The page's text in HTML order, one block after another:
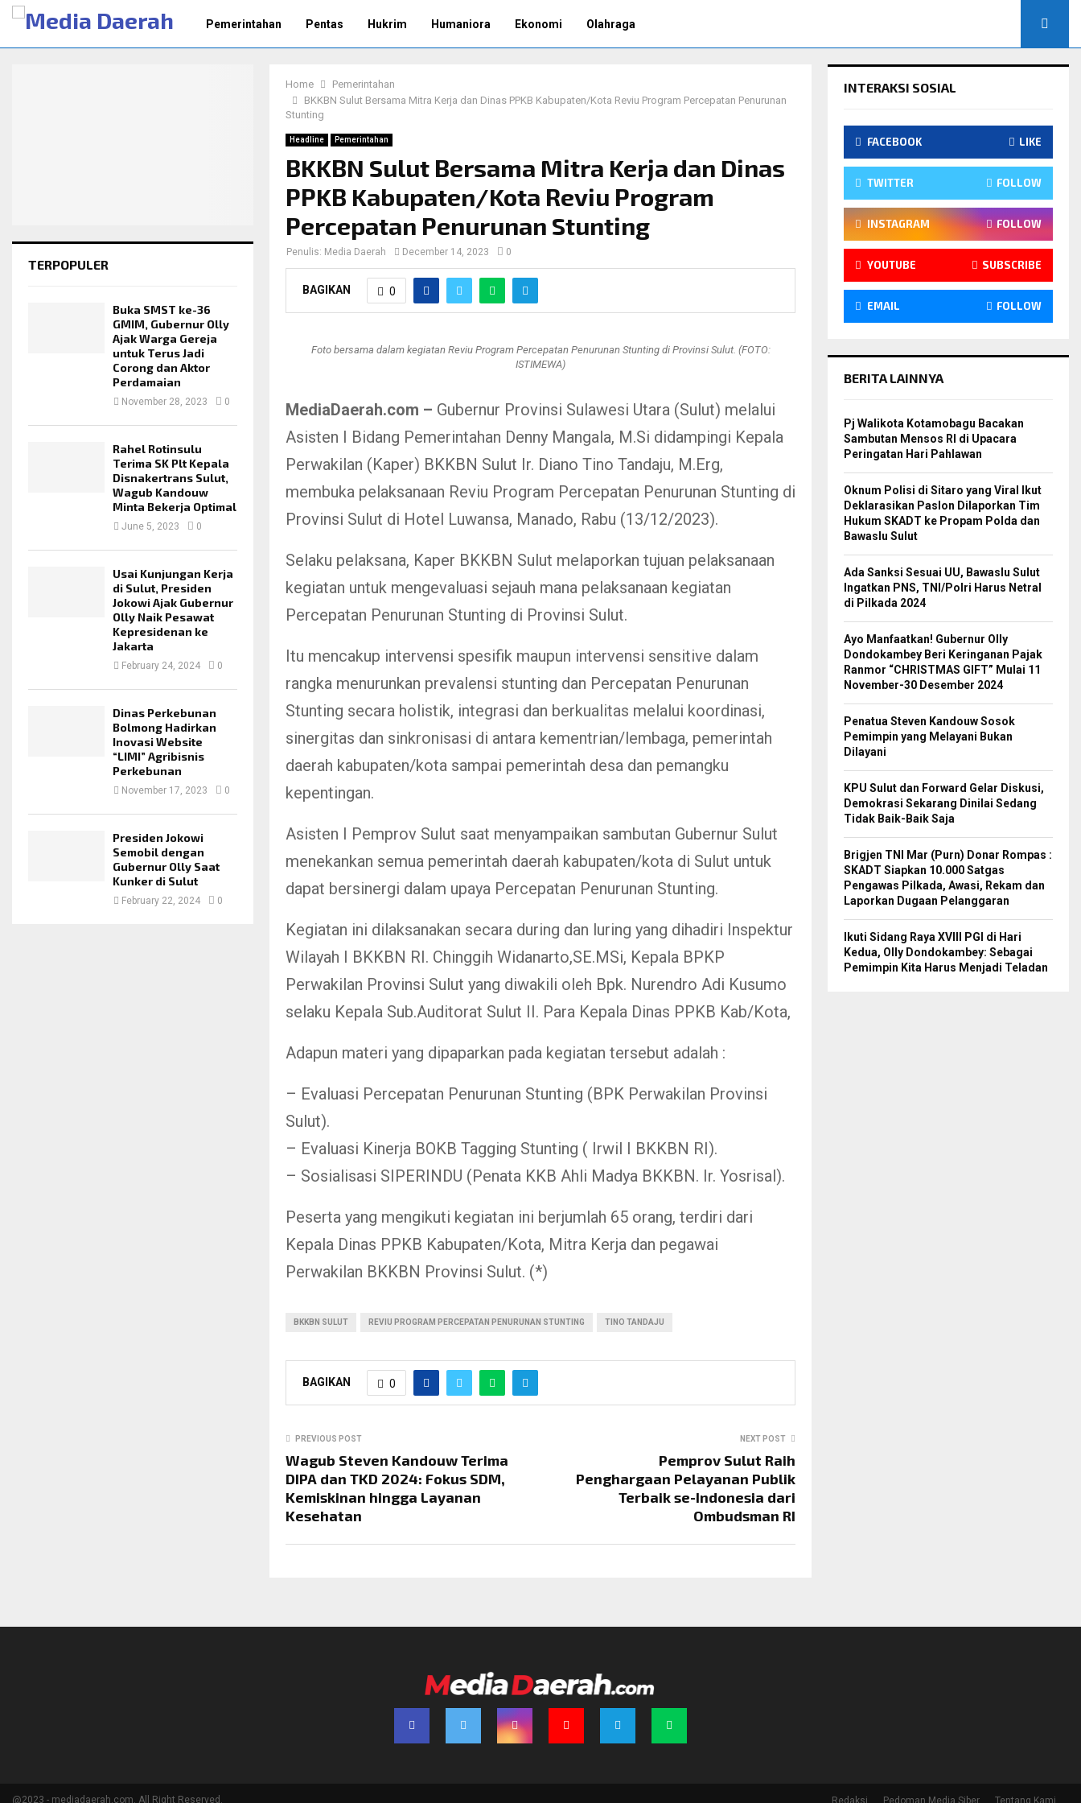
Pemerintahan Pentas Hukrim Humaniora Ekonomi Olahraga
Home
Pemerintahan
BKKBN Sulut Bersama Mitra Kerja dan Dinas PPKB Kabupaten/Kota Reviu Program Percepatan Penurunan
Stunting
Headline Pemerintahan
BKKBN Sulut Bersama Mitra Kerja dan Dinas
PPKB Kabupaten/Kota Reviu Program
Percepatan Penurunan Stunting
Penulis: Media Daerah December 14, 2023 0
BAGIKAN 0
Foto bersama dalam kegiatan Reviu Program Percepatan Penurunan Stunting di Provinsi Sulut. (FOTO:
ISTIMEWA)
MediaDaerah.com – Gubernur Provinsi Sulawesi Utara (Sulut) melalui
Asisten I Bidang Pemerintahan Denny Mangala, M.Si didampingi Kepala
Perwakilan (Kaper) BKKBN Sulut Ir. Diano Tino Tandaju, M.Erg,
membuka pelaksanaan Reviu Program Percepatan Penurunan Stunting di
Provinsi Sulut di Hotel Luwansa, Manado, Rabu (13/12/2023).
Selaku pelaksana, Kaper BKKBN Sulut melaporkan tujuan pelaksanaan
kegiatan untuk mengevaluasi sejauh mana pelaksanaan kegiatan
Percepatan Penurunan Stunting di Provinsi Sulut.
Itu mencakup intervensi spesifik maupun intervensi sensitive dalam
rangka menurunkan prevalensi stunting dan Percepatan Penurunan
Stunting secara holistik, integrasi dan berkualitas melalui koordinasi,
sinergitas dan sinkronisasi di antara kementrian/lembaga, pemerintah
daerah kabupaten/kota sampai pemerintah desa dan pemangku
kepentingan.
Asisten I Pemprov Sulut saat menyampaikan sambutan Gubernur Sulut
menekankan semua pemerintah daerah kabupaten/kota di Sulut untuk
dapat bersinergi dalam upaya Percepatan Penurunan Stunting.
Kegiatan ini dilaksanakan secara during dan luring yang dihadiri Inspektur
Wilayah I BKKBN RI. Chinggih Widanarto,SE.MSi, Kepala BPKP
Perwakilan Provinsi Sulut yang diwakili oleh Bpk. Nurendro Adi Kusumo
selaku Kepala Sub.Auditorat Sulut II. Para Kepala Dinas PPKB Kab/Kota,
Adapun materi yang dipaparkan pada kegiatan tersebut adalah :
– Evaluasi Percepatan Penurunan Stunting (BPK Perwakilan Provinsi
Sulut).
– Evaluasi Kinerja BOKB Tagging Stunting ( Irwil I BKKBN RI).
– Sosialisasi SIPERINDU (Penata KKB Ahli Madya BKKBN. Ir. Yosrisal).
Peserta yang mengikuti kegiatan ini berjumlah 65 orang, terdiri dari
Kepala Dinas PPKB Kabupaten/Kota, Mitra Kerja dan pegawai
Perwakilan BKKBN Provinsi Sulut. (*)
BKKBN SULUT REVIU PROGRAM PERCEPATAN PENURUNAN STUNTING TINO TANDAJU
BAGIKAN 0
PREVIOUS POST
Wagub Steven Kandouw Terima
DIPA dan TKD 2024: Fokus SDM,
Kemiskinan hingga Layanan
Kesehatan
NEXT POST
Pemprov Sulut Raih
Penghargaan Pelayanan Publik
Terbaik se-Indonesia dari
Ombudsman RI
TERPOPULER
Buka SMST ke-36
GMIM, Gubernur Olly
Ajak Warga Gereja
untuk Terus Jadi
Corong dan Aktor
Perdamaian
November 28, 2023 0
Rahel Rotinsulu
Terima SK Plt Kepala
Disnakertrans Sulut,
Wagub Kandouw
Minta Bekerja Optimal
June 5, 2023 0
Usai Kunjungan Kerja
di Sulut, Presiden
Jokowi Ajak Gubernur
Olly Naik Pesawat
Kepresidenan ke
Jakarta
February 24, 2024 0
Dinas Perkebunan
Bolmong Hadirkan
Inovasi Website
“LIMI” Agribisnis
Perkebunan
November 17, 2023 0
Presiden Jokowi
Semobil dengan
Gubernur Olly Saat
Kunker di Sulut
February 22, 2024 0
INTERAKSI SOSIAL
FACEBOOK LIKE
TWITTER FOLLOW
INSTAGRAM FOLLOW
YOUTUBE SUBSCRIBE
EMAIL FOLLOW
BERITA LAINNYA
Pj Walikota Kotamobagu Bacakan
Sambutan Mensos RI di Upacara
Peringatan Hari Pahlawan
Oknum Polisi di Sitaro yang Viral Ikut
Deklarasikan Paslon Dilaporkan Tim
Hukum SKADT ke Propam Polda dan
Bawaslu Sulut
Ada Sanksi Sesuai UU, Bawaslu Sulut
Ingatkan PNS, TNI/Polri Harus Netral
di Pilkada 2024
Ayo Manfaatkan! Gubernur Olly
Dondokambey Beri Keringanan Pajak
Ranmor “CHRISTMAS GIFT” Mulai 11
November-30 Desember 2024
Penatua Steven Kandouw Sosok
Pemimpin yang Melayani Bukan
Dilayani
KPU Sulut dan Forward Gelar Diskusi,
Demokrasi Sekarang Dinilai Sedang
Tidak Baik-Baik Saja
Brigjen TNI Mar (Purn) Donar Rompas :
SKADT Siapkan 10.000 Satgas
Pengawas Pilkada, Awasi, Rekam dan
Laporkan Dugaan Pelanggaran
Ikuti Sidang Raya XVIII PGI di Hari
Kedua, Olly Dondokambey: Sebagai
Pemimpin Kita Harus Menjadi Teladan
@2023 - mediadaerah.com. All Right Reserved. Redaksi Pedoman Media Siber Tentang Kami